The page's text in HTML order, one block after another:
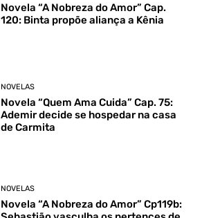
Novela “A Nobreza do Amor” Cap.
120: Binta propõe aliança a Kênia
NOVELAS
Novela “Quem Ama Cuida” Cap. 75:
Ademir decide se hospedar na casa
de Carmita
NOVELAS
Novela “A Nobreza do Amor” Cp119b: